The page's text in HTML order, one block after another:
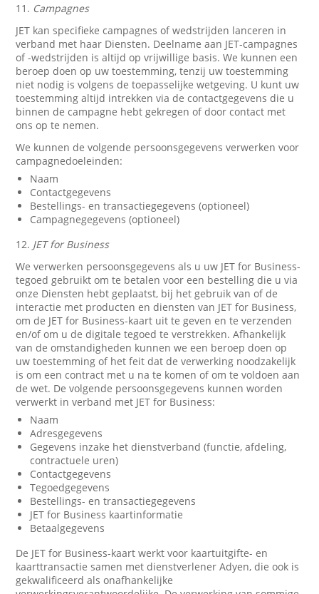
11. Campagnes
JET kan specifieke campagnes of wedstrijden lanceren in
verband met haar Diensten. Deelname aan JET-campagnes
of -wedstrijden is altijd op vrijwillige basis. We kunnen een
beroep doen op uw toestemming, tenzij uw toestemming
niet nodig is volgens de toepasselijke wetgeving. U kunt uw
toestemming altijd intrekken via de contactgegevens die u
binnen de campagne hebt gekregen of door contact met
ons op te nemen.
We kunnen de volgende persoonsgegevens verwerken voor
campagnedoeleinden:
Naam
Contactgegevens
Bestellings- en transactiegegevens (optioneel)
Campagnegegevens (optioneel)
12. JET for Business
We verwerken persoonsgegevens als u uw JET for Business-
tegoed gebruikt om te betalen voor een bestelling die u via
onze Diensten hebt geplaatst, bij het gebruik van of de
interactie met producten en diensten van JET for Business,
om de JET for Business-kaart uit te geven en te verzenden
en/of om u de digitale tegoed te verstrekken. Afhankelijk
van de omstandigheden kunnen we een beroep doen op
uw toestemming of het feit dat de verwerking noodzakelijk
is om een contract met u na te komen of om te voldoen aan
de wet. De volgende persoonsgegevens kunnen worden
verwerkt in verband met JET for Business:
Naam
Adresgegevens
Gegevens inzake het dienstverband (functie, afdeling,
contractuele uren)
Contactgegevens
Tegoedgegevens
Bestellings- en transactiegegevens
JET for Business kaartinformatie
Betaalgegevens
De JET for Business-kaart werkt voor kaartuitgifte- en
kaarttransactie samen met dienstverlener Adyen, die ook is
gekwalificeerd als onafhankelijke